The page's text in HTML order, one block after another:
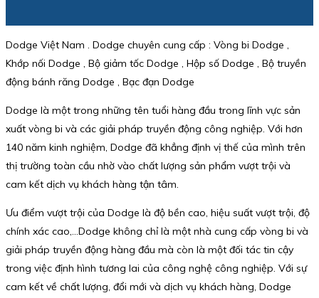
Dodge Việt Nam . Dodge chuyên cung cấp : Vòng bi Dodge ,
Khớp nối Dodge , Bộ giảm tốc Dodge , Hộp số Dodge , Bộ truyền
động bánh răng Dodge , Bạc đạn Dodge
Dodge là một trong những tên tuổi hàng đầu trong lĩnh vực sản
xuất vòng bi và các giải pháp truyền động công nghiệp. Với hơn
140 năm kinh nghiệm, Dodge đã khẳng định vị thế của mình trên
thị trường toàn cầu nhờ vào chất lượng sản phẩm vượt trội và
cam kết dịch vụ khách hàng tận tâm.
Ưu điểm vượt trội của Dodge là độ bền cao, hiệu suất vượt trội, độ
chính xác cao,…Dodge không chỉ là một nhà cung cấp vòng bi và
giải pháp truyền động hàng đầu mà còn là một đối tác tin cậy
trong việc định hình tương lai của công nghệ công nghiệp. Với sự
cam kết về chất lượng, đổi mới và dịch vụ khách hàng, Dodge